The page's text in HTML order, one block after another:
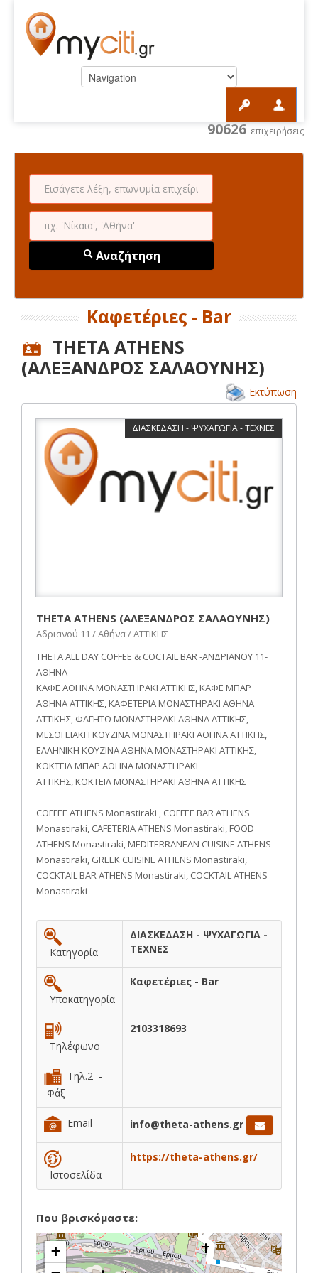
90626 επιχειρήσεις
Αναζήτηση
Καφετέριες - Bar
THETA ATHENS
(ΑΛΕΞΑΝΔΡΟΣ ΣΑΛΑΟΥΝΗΣ)
Εκτύπωση
ΔΙΑΣΚΕΔΑΣΗ - ΨΥΧΑΓΩΓΙΑ - ΤΕΧΝΕΣ
THETA ATHENS (ΑΛΕΞΑΝΔΡΟΣ ΣΑΛΑΟΥΝΗΣ)
Αδριανού 11 / Αθήνα / ΑΤΤΙΚΗΣ
THETA ALL DAY COFFEE & COCTAIL BAR -ΑΝΔΡΙΑΝΟΥ 11-
ΑΘΗΝΑ
ΚΑΦΕ ΑΘΗΝΑ ΜΟΝΑΣΤΗΡΑΚΙ ΑΤΤΙΚΗΣ, ΚΑΦΕ ΜΠΑΡ
ΑΘΗΝΑ ΑΤΤΙΚΗΣ, ΚΑΦΕΤΕΡΙΑ ΜΟΝΑΣΤΗΡΑΚΙ ΑΘΗΝΑ
ΑΤΤΙΚΗΣ, ΦΑΓΗΤΟ ΜΟΝΑΣΤΗΡΑΚΙ ΑΘΗΝΑ ΑΤΤΙΚΗΣ,
ΜΕΣΟΓΕΙΑΚΗ ΚΟΥΖΙΝΑ ΜΟΝΑΣΤΗΡΑΚΙ ΑΘΗΝΑ ΑΤΤΙΚΗΣ,
ΕΛΛΗΝΙΚΗ ΚΟΥΖΙΝΑ ΑΘΗΝΑ ΜΟΝΑΣΤΗΡΑΚΙ ΑΤΤΙΚΗΣ,
ΚΟΚΤΕΙΛ ΜΠΑΡ ΑΘΗΝΑ ΜΟΝΑΣΤΗΡΑΚΙ
ΑΤΤΙΚΗΣ, ΚΟΚΤΕΙΛ ΜΟΝΑΣΤΗΡΑΚΙ ΑΘΗΝΑ ΑΤΤΙΚΗΣ
COFFEE ATHENS Μonastiraki , COFFEE BAR ATHENS
Μonastiraki, CAFETERIA ATHENS Μonastiraki, FOOD
ATHENS Μonastiraki, MEDITERRANEAN CUISINE ATHENS
Μonastiraki, GREEK CUISINE ATHENS Μonastiraki,
COCKTAIL BAR ATHENS Μonastiraki, COCKTAIL ATHENS
Μonastiraki
Κατηγορία
ΔΙΑΣΚΕΔΑΣΗ - ΨΥΧΑΓΩΓΙΑ -
ΤΕΧΝΕΣ
Υποκατηγορία
Καφετέριες - Bar
Τηλέφωνο
2103318693
Τηλ.2 -
Φάξ
Email info@theta-athens.gr
Ιστοσελίδα
https://theta-athens.gr/
Που βρισκόμαστε:
+